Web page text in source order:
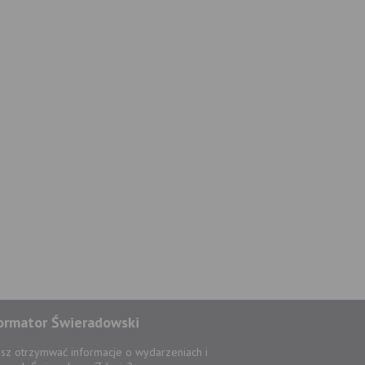
Świeradowski
otrzymwać informacje o wydarzeniach i